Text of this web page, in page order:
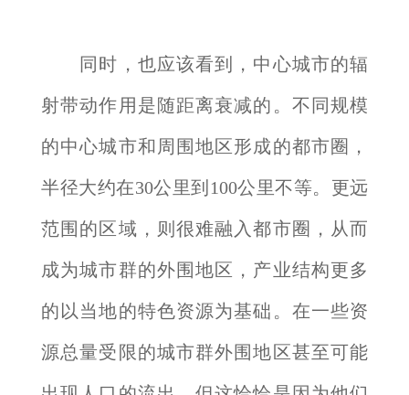
同时，也应该看到，中心城市的辐
射带动作用是随距离衰减的。不同规模
的中心城市和周围地区形成的都市圈，
半径大约在30公里到100公里不等。更远
范围的区域，则很难融入都市圈，从而
成为城市群的外围地区，产业结构更多
的以当地的特色资源为基础。在一些资
源总量受限的城市群外围地区甚至可能